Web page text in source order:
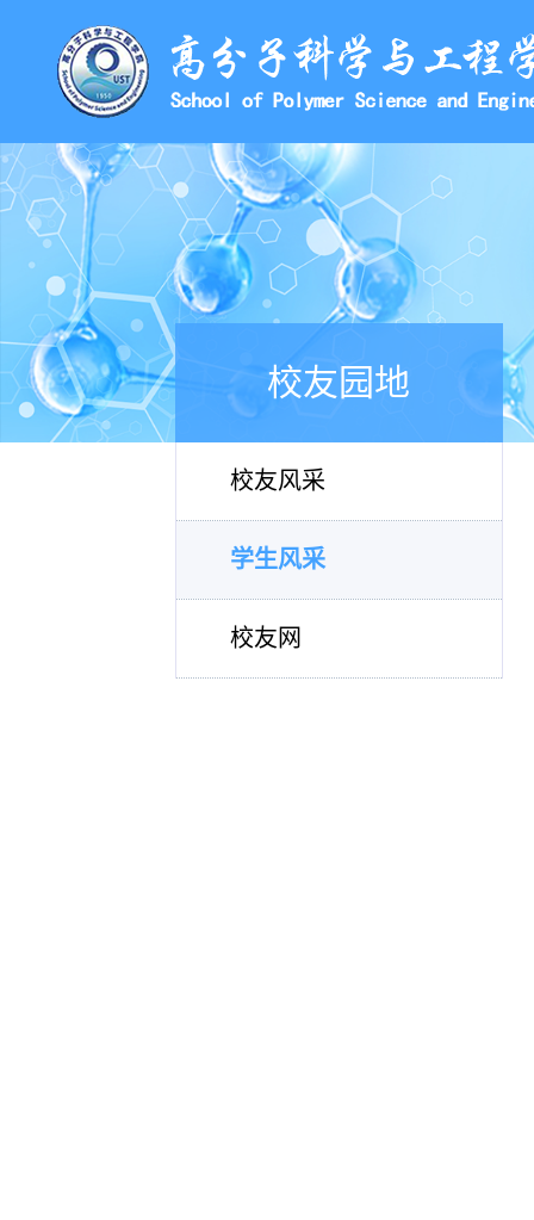
校友园地
校友风采
学生风采
校友网